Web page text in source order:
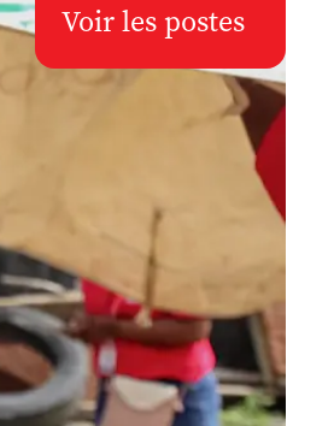
Voir les postes